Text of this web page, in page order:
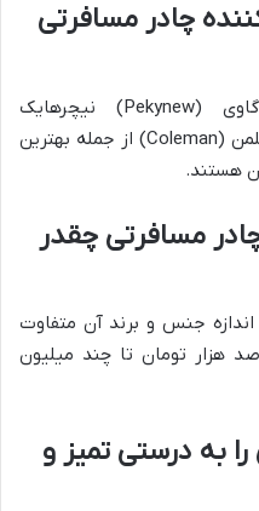
چادر مسافرتی
برندهای معتبری مانند کله گاوی (Pekynew) نیچرهایک
(Naturehike) کچوا (Quechua) و کلمن (Coleman) از جمله بهترین
هستند.
مسافرتی چقدر
جنس و برند آن متفاوت
هزار تومان تا چند میلیون
به درستی تمیز و